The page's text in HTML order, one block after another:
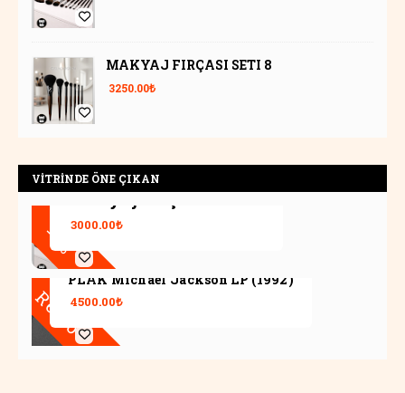
MAKYAJ FIRÇASI SETI 8
3250.00₺
VİTRİNDE ÖNE ÇIKAN
-5%
Makyaj Fırçası Seti 11
3000.00₺
Retro
PLAK Michael Jackson LP (1992)
4500.00₺